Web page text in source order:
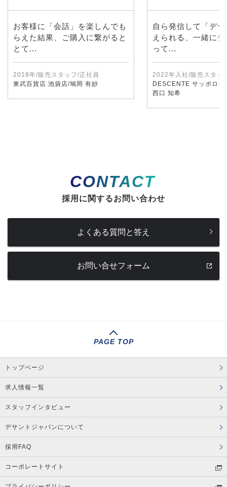
お客様に「会話」を楽しんでも
らえた結果、ご購入に繋がると
とて...
2018年/販売スタッフ/正社員
東武百貨店 池袋店/鳩岡 有紗
自ら発信して「デ
えられる、一緒に
って...
2022年入社/販売スタッ
DESCENTE サッポロー
西口 知希
CONTACT
採用に関するお問い合わせ
よくある質問と答え
お問い合せフォーム
PAGE TOP
トップページ
求人情報一覧
スタッフインタビュー
デサントジャパンについて
採用FAQ
コーポレートサイト